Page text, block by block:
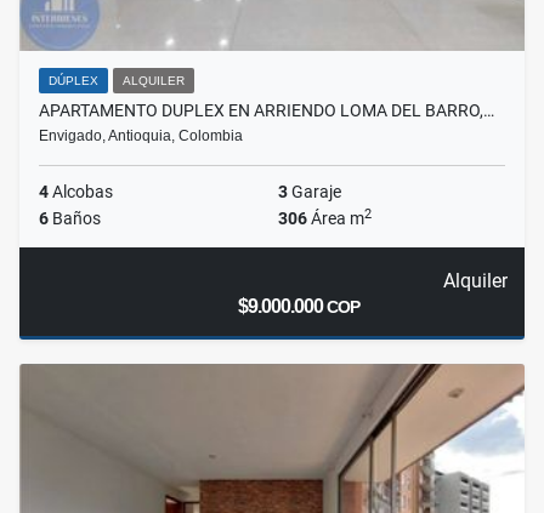
DÚPLEX ALQUILER
APARTAMENTO DUPLEX EN ARRIENDO LOMA DEL BARRO,…
Envigado, Antioquia, Colombia
4Alcobas 3Garaje
6 Baños 306Área m2
Alquiler
$9.000.000COP